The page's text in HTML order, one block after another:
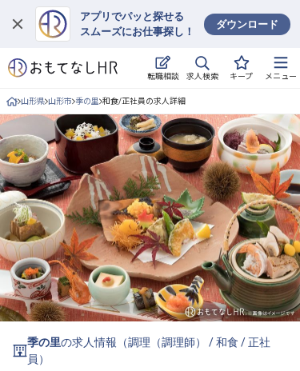
アプリでパッと探せる
スムーズにお仕事探し！
ダウンロード
転職相談 求人検索 キープ メニュー
ログイン
求人・施設を探す
キープした求人
就職・転職 合同説明会
おもてなしHRについて
ご利用の流れ
よくある質問
ホテル・宿泊業界情報コラム
山形県 山形市 季の里 和食/正社員の求人詳細
季の里の求人情報（調理（調理師） /和食 /正社
員 ）